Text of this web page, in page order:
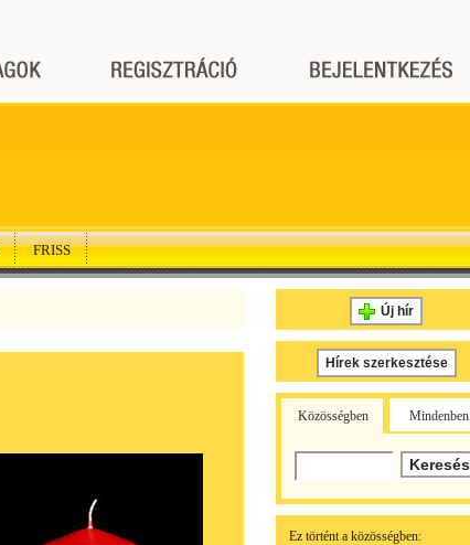
FRISS
Új hír
Hírek szerkesztése
Közösségben Mindenben
Ez történt a közösségben: